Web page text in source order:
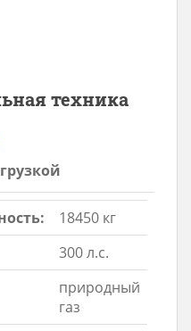
техника
18450 кг
300 л.с.
природный
газ